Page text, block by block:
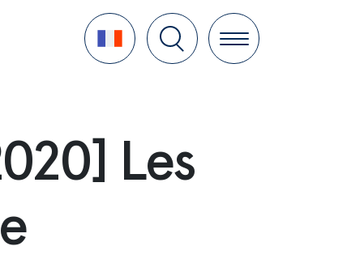
Language
Les